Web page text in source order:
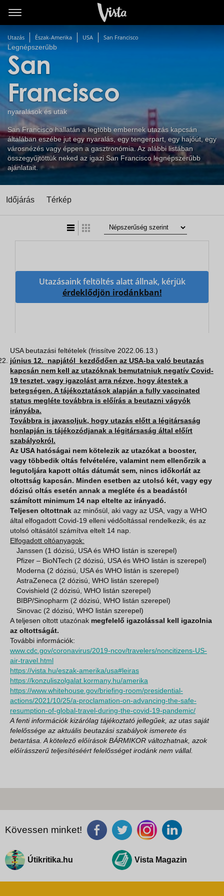
Utazás Észak-Amerika USA San Francisco
Legnépszerűbb
San
Francisco
nyaralások és utak
San Francisco hallatán a legtöbb embernek utazás kapcsán
általában eszébe jut egy nyaralás, egy tengerpart, egy hajóút, egy
városnézés vagy éppen a gasztronómia. Az alábbi listában
összegyűjtöttük neked az igazi San Francisco legnépszerűbb
ajánlatait.
Időjárás Térkép
Utazásaink feltöltés alatt állnak, kérjük
érdeklődjön irodánkban!
USA beutazási feltételek (frissítve 2022.06.13.)
június 12. napjától kezdődően az USA-ba való beutazás
kapcsán nem kell az utazóknak bemutatniuk negatív Covid-
19 tesztet, vagy igazolást arra nézve, hogy átestek a
betegségen. A tájékoztatások alapján a fully vaccinated
status megléte továbbra is előírás a beutazni vágyók
irányába.
Továbbra is javasoljuk, hogy utazás előtt a légitársaság
honlapján is tájékozódjanak a légitársaság által előírt
szabályokról.
Az USA hatóságai nem kötelezik az utazókat a booster,
vagy többedik oltás felvételére, valamint nem ellenőrzik a
legutoljára kapott oltás dátumát sem, nincs időkorlát az
oltottság kapcsán. Minden esetben az utolsó két, vagy egy
dózisú oltás esetén annak a megléte és a beadástól
számított minimum 14 nap eltelte az irányadó.
Teljesen oltottnak az minősül, aki vagy az USA, vagy a WHO
által elfogadott Covid-19 elleni védőoltással rendelkezik, és az
utolsó oltásától számítva eltelt 14 nap.
Elfogadott oltóanyagok:
Janssen (1 dózisú, USA és WHO listán is szerepel)
Pfizer – BioNTech (2 dózisú, USA és WHO listán is szerepel)
Moderna (2 dózisú, USA és WHO listán is szerepel)
AstraZeneca (2 dózisú, WHO listán szerepel)
Covishield (2 dózisú, WHO listán szerepel)
BIBP/Sinopharm (2 dózisú, WHO listán szerepel)
Sinovac (2 dózisú, WHO listán szerepel)
A teljesen oltott utazónak megfelelő igazolással kell igazolnia
az oltottságát.
További információk:
www.cdc.gov/coronavirus/2019-ncov/travelers/noncitizens-US-
air-travel.html
https://vista.hu/eszak-amerika/usa#leiras
https://konzuliszolgalat.kormany.hu/amerika
https://www.whitehouse.gov/briefing-room/presidential-
actions/2021/10/25/a-proclamation-on-advancing-the-safe-
resumption-of-global-travel-during-the-covid-19-pandemic/
A fenti információk kizárólag tájékoztató jellegűek, az utas saját
felelőssége az aktuális beutazási szabályok ismerete és
betartása. A kötelező előírások BÁRMIKOR változhatnak, azok
előírásszerű teljesítéséért felelősséget irodánk nem vállal.
Kövessen minket!
Útikritika.hu Vista Magazin